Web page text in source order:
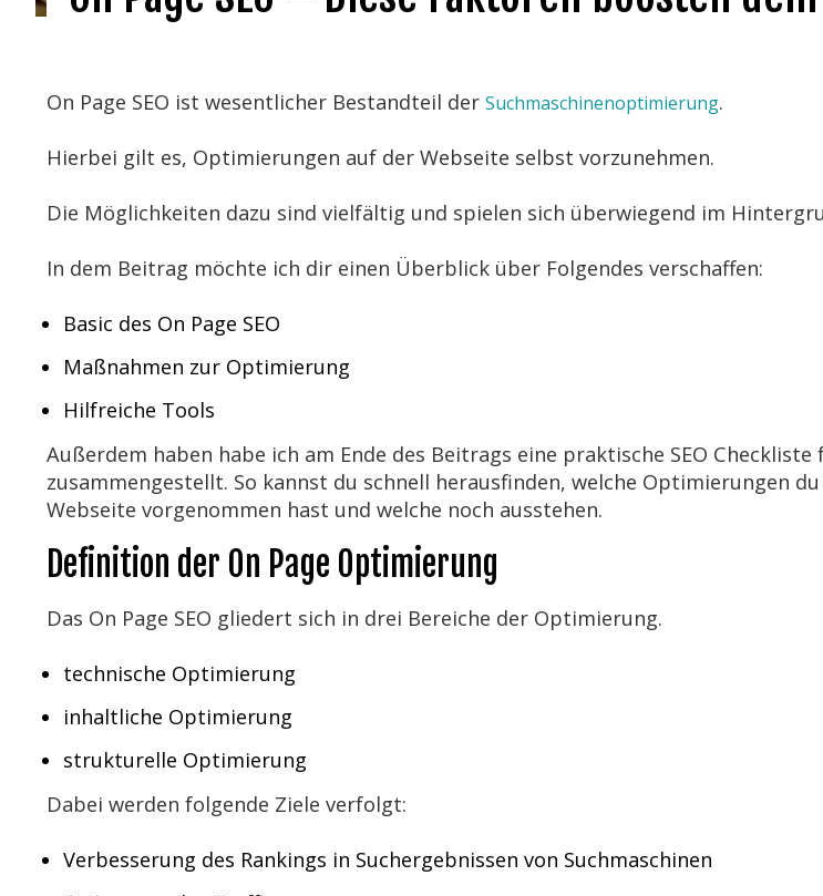
On Page SEO ist wesentlicher Bestandteil der Suchmaschinenoptimierung.
Hierbei gilt es, Optimierungen auf der Webseite selbst vorzunehmen.
Die Möglichkeiten dazu sind vielfältig und spielen sich überwiegend im
In dem Beitrag möchte ich dir einen Überblick über Folgendes verschaffen:
Basic des On Page SEO
Maßnahmen zur Optimierung
Hilfreiche Tools
Außerdem haben habe ich am Ende des Beitrags eine praktische SEO Checkliste
zusammengestellt. So kannst du schnell herausfinden, welche Optimierungen
Webseite vorgenommen hast und welche noch ausstehen.
Definition der On Page Optimierung
Das On Page SEO gliedert sich in drei Bereiche der Optimierung.
technische Optimierung
inhaltliche Optimierung
strukturelle Optimierung
Dabei werden folgende Ziele verfolgt:
Verbesserung des Rankings in Suchergebnissen von Suchmaschinen